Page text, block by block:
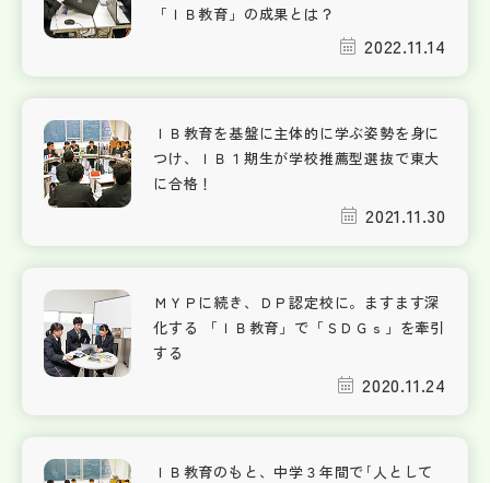
「ＩＢ教育」の成果とは？
2022.11.14
ＩＢ教育を基盤に主体的に学ぶ姿勢を身に
つけ、ＩＢ１期生が学校推薦型選抜で東大
に合格！
2021.11.30
ＭＹＰに続き、ＤＰ認定校に。ますます深
化する 「ＩＢ教育」で「ＳＤＧｓ」を牽引
する
2020.11.24
ＩＢ教育のもと、中学３年間で｢人として